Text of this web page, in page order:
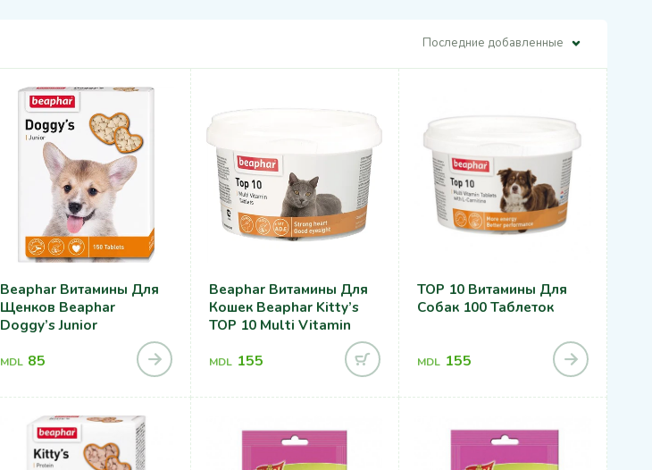
Последние добавленные
Beaphar Витамины Для
Щенков Beaphar
Doggy’s Junior
MDL 85
Beaphar Витамины Для
Кошек Beaphar Kitty’s
TOP 10 Multi Vitamin
MDL 155
TOP 10 Витамины Для
Собак 100 Таблеток
MDL 155